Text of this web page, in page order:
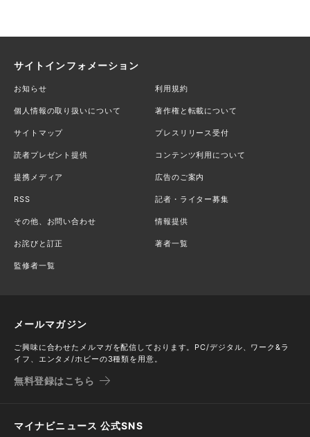
サイトインフォメーション
お知らせ 利用規約
個人情報の取り扱いについて 著作権と転載について
サイトマップ プレスリリース受付
読者プレゼント提供 コンテンツ利用について
提携メディア 広告のご案内
RSS 記者・ライター募集
その他、お問い合わせ 情報提供
お詫びと訂正 著者一覧
監修者一覧
メールマガジン
ご興味に合わせたメルマガを配信しております。PC/デジタル、ワーク&ラ
イフ、エンタメ/ホビーの3種類を用意。
無料登録はこちら
マイナビニュース 公式SNS